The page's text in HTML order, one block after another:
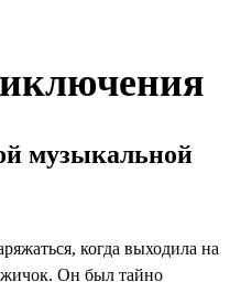
музыкальной
когда выходила на
Он был тайно